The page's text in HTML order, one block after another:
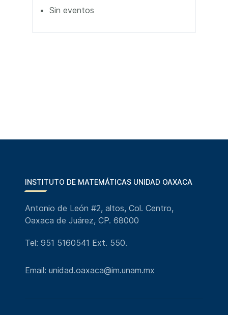
Sin eventos
INSTITUTO DE MATEMÁTICAS UNIDAD OAXACA
Antonio de León #2, altos, Col. Centro,
Oaxaca de Juárez, CP. 68000
Tel: 951 5160541 Ext. 550.
Email: unidad.oaxaca@im.unam.mx